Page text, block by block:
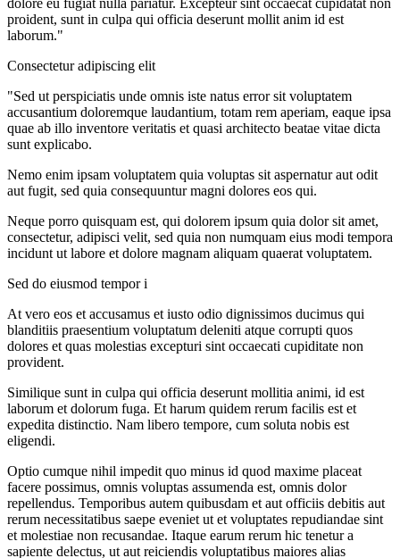
proident, sunt in culpa qui officia deserunt mollit anim id est
laborum."
Consectetur adipiscing elit
"Sed ut perspiciatis unde omnis iste natus error sit voluptatem
accusantium doloremque laudantium, totam rem aperiam, eaque ipsa
quae ab illo inventore veritatis et quasi architecto beatae vitae dicta
sunt explicabo.
Nemo enim ipsam voluptatem quia voluptas sit aspernatur aut odit
aut fugit, sed quia consequuntur magni dolores eos qui.
Neque porro quisquam est, qui dolorem ipsum quia dolor sit amet,
consectetur, adipisci velit, sed quia non numquam eius modi tempora
incidunt ut labore et dolore magnam aliquam quaerat voluptatem.
Sed do eiusmod tempor i
At vero eos et accusamus et iusto odio dignissimos ducimus qui
blanditiis praesentium voluptatum deleniti atque corrupti quos
dolores et quas molestias excepturi sint occaecati cupiditate non
provident.
Similique sunt in culpa qui officia deserunt mollitia animi, id est
laborum et dolorum fuga. Et harum quidem rerum facilis est et
expedita distinctio. Nam libero tempore, cum soluta nobis est
eligendi.
Optio cumque nihil impedit quo minus id quod maxime placeat
facere possimus, omnis voluptas assumenda est, omnis dolor
repellendus. Temporibus autem quibusdam et aut officiis debitis aut
rerum necessitatibus saepe eveniet ut et voluptates repudiandae sint
et molestiae non recusandae. Itaque earum rerum hic tenetur a
sapiente delectus, ut aut reiciendis voluptatibus maiores alias